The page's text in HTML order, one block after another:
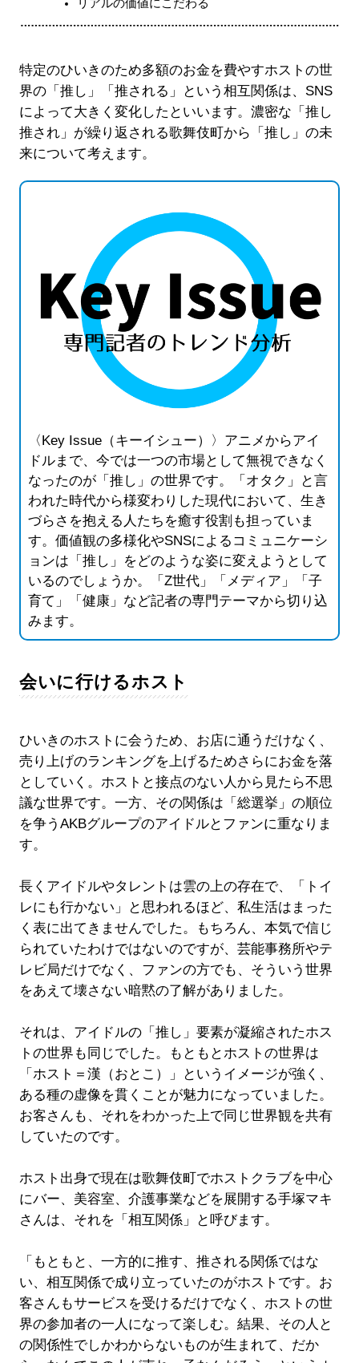
リアルの価値にこだわる
特定のひいきのため多額のお金を費やすホストの世
界の「推し」「推される」という相互関係は、SNS
によって大きく変化したといいます。濃密な「推し
推され」が繰り返される歌舞伎町から「推し」の未
来について考えます。
〈Key Issue（キーイシュー）〉アニメからアイ
ドルまで、今では一つの市場として無視できなく
なったのが「推し」の世界です。「オタク」と言
われた時代から様変わりした現代において、生き
づらさを抱える人たちを癒す役割も担っていま
す。価値観の多様化やSNSによるコミュニケーシ
ョンは「推し」をどのような姿に変えようとして
いるのでしょうか。「Z世代」「メディア」「子
育て」「健康」など記者の専門テーマから切り込
みます。
会いに行けるホスト
ひいきのホストに会うため、お店に通うだけなく、
売り上げのランキングを上げるためさらにお金を落
としていく。ホストと接点のない人から見たら不思
議な世界です。一方、その関係は「総選挙」の順位
を争うAKBグループのアイドルとファンに重なりま
す。
長くアイドルやタレントは雲の上の存在で、「トイ
レにも行かない」と思われるほど、私生活はまった
く表に出てきませんでした。もちろん、本気で信じ
られていたわけではないのですが、芸能事務所やテ
レビ局だけでなく、ファンの方でも、そういう世界
をあえて壊さない暗黙の了解がありました。
それは、アイドルの「推し」要素が凝縮されたホス
トの世界も同じでした。もともとホストの世界は
「ホスト＝漢（おとこ）」というイメージが強く、
ある種の虚像を貫くことが魅力になっていました。
お客さんも、それをわかった上で同じ世界観を共有
していたのです。
ホスト出身で現在は歌舞伎町でホストクラブを中心
にバー、美容室、介護事業などを展開する手塚マキ
さんは、それを「相互関係」と呼びます。
「もともと、一方的に推す、推される関係ではな
い、相互関係で成り立っていたのがホストです。お
客さんもサービスを受けるだけでなく、ホストの世
界の参加者の一人になって楽しむ。結果、その人と
の関係性でしかわからないものが生まれて、だか